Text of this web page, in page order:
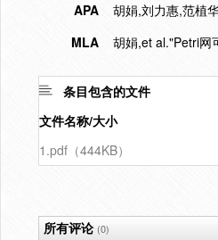
APA
胡娟,刘力惠,范植
MLA
胡娟,et al."Petri网
条目包含的文件
文件名称/大小
1.pdf（444KB）
所有评论(0)